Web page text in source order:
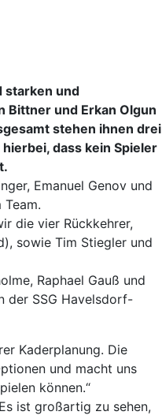
starken und
Bittner und Erkan Olgun
stehen ihnen drei
dass kein Spieler
Emanuel Genov und
die vier Rückkehrer,
sowie Tim Stiegler und
Raphael Gauß und
der SSG Havelsdorf-
Kaderplanung. Die
und macht uns
können.“
ist großartig zu sehen,